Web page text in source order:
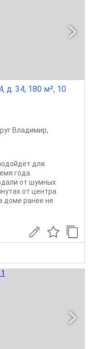
д. 34, 180 м², 10
Владимир,
для
года.
от шумных
от центра
доме ранее не